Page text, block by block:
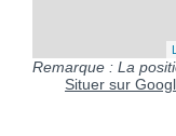
Remarque : La
Situer sur